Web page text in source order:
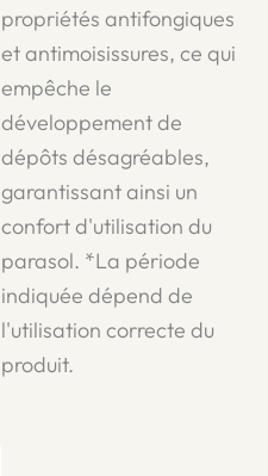
propriétés antifongiques
et antimoisissures, ce qui
empêche le
développement de
dépôts désagréables,
garantissant ainsi un
confort d'utilisation du
parasol. *La période
indiquée dépend de
l'utilisation correcte du
produit.